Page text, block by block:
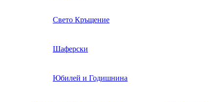
Свето Кръщение
Шаферски
Юбилей и Годишнина